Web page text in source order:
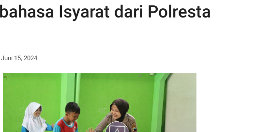
Isyarat dari Polresta
Juni 15, 2024